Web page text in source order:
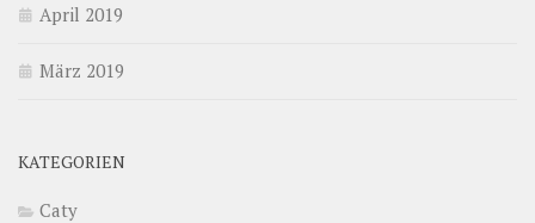
April 2019
März 2019
KATEGORIEN
Caty